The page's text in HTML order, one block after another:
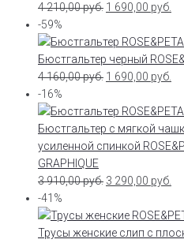
4 210,00руб. 1 690,00 руб.
-59%
Бюстгальтер черный
4 160,00руб. 1 690,00 руб.
-16%
Бюстгальтер с мягкой
усиленной спинкой
GRAPHIQUE
3 910,00руб. 3 290,00 руб.
-41%
Трусы женские слип с